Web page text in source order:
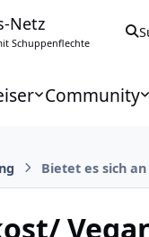
Netz
Schuppenflechte
Community
Bietet es sich